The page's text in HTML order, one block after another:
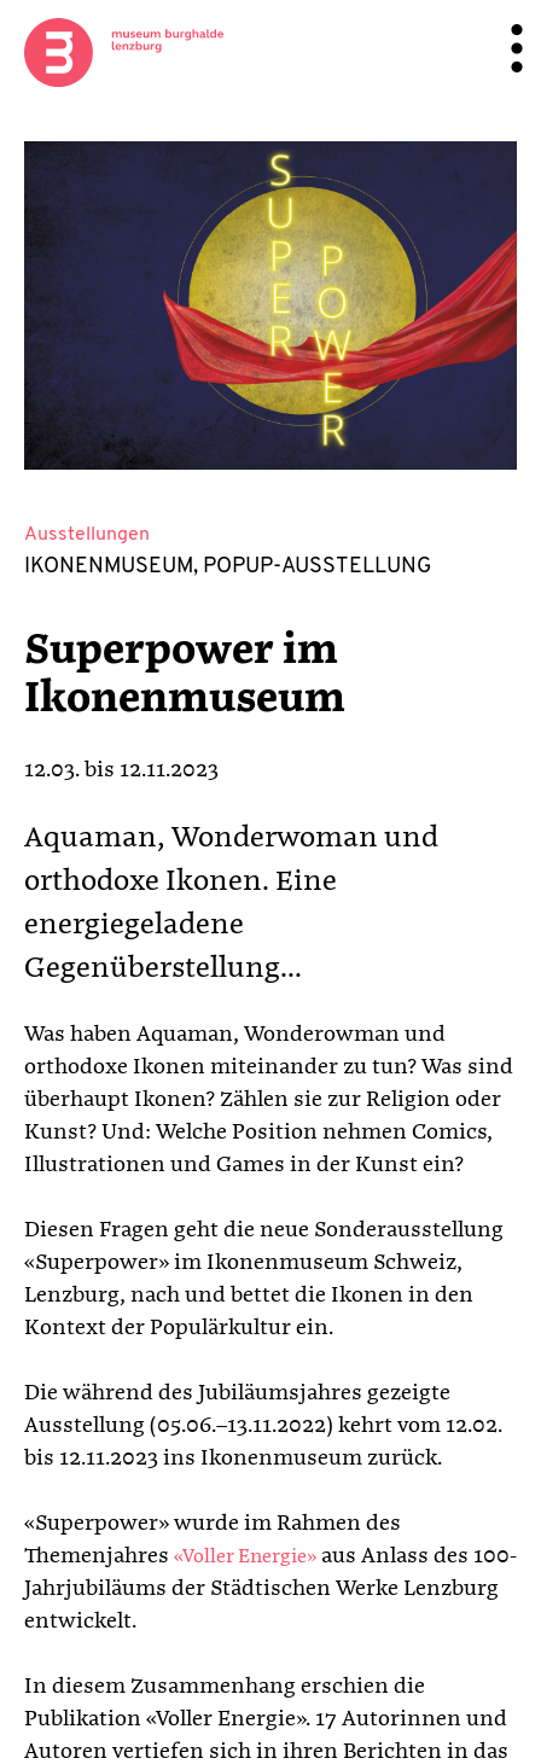
Ausstellungen
IKONENMUSEUM, POPUP-AUSSTELLUNG
Superpower im
Ikonenmuseum
12.03. bis 12.11.2023
Aquaman, Wonderwoman und
orthodoxe Ikonen. Eine
energiegeladene
Gegenüberstellung...
Was haben Aquaman, Wonderowman und
orthodoxe Ikonen miteinander zu tun? Was sind
überhaupt Ikonen? Zählen sie zur Religion oder
Kunst? Und: Welche Position nehmen Comics,
Illustrationen und Games in der Kunst ein?
Diesen Fragen geht die neue Sonderausstellung
«Superpower» im Ikonenmuseum Schweiz,
Lenzburg, nach und bettet die Ikonen in den
Kontext der Populärkultur ein.
Die während des Jubiläumsjahres gezeigte
Ausstellung (05.06.–13.11.2022) kehrt vom 12.02.
bis 12.11.2023 ins Ikonenmuseum zurück.
«Superpower» wurde im Rahmen des
Themenjahres «Voller Energie» aus Anlass des 100-
Jahrjubiläums der Städtischen Werke Lenzburg
entwickelt.
In diesem Zusammenhang erschien die
Publikation «Voller Energie». 17 Autorinnen und
Autoren vertiefen sich in ihren Berichten in das